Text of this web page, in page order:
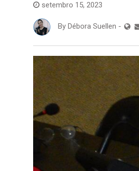
setembro 15, 2023
By Débora Suellen -